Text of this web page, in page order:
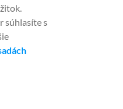
jogurtu
All Rights Reserved.
súhlasíte s